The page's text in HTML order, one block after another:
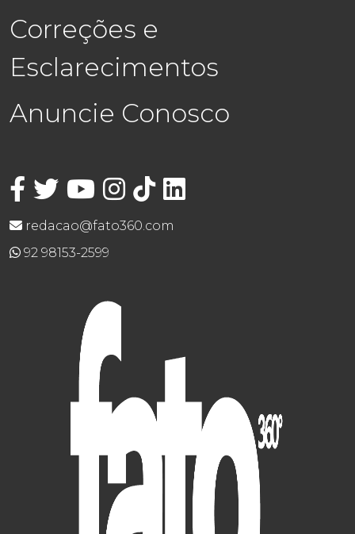
Correções e
Esclarecimentos
Anuncie Conosco
redacao@fato360.com
92 98153-2599